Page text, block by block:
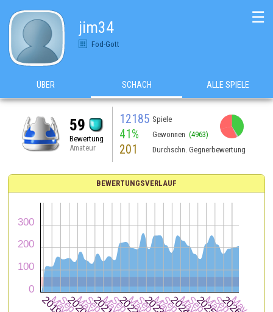
jim34
Fod-Gott
☰
ÜBER SCHACH ALLE SPIELE
59
Bewertung
Amateur
12185 Spiele
41% Gewonnen (4963)
201 Durchschn. Gegnerbewertung
BEWERTUNGSVERLAUF